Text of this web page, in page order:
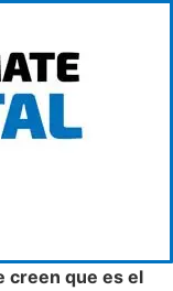
creen que es el